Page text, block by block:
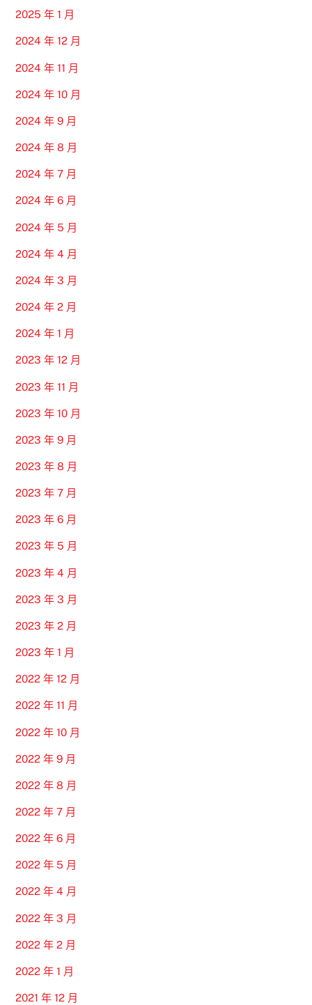
2025 年 1 月
2024 年 12 月
2024 年 11 月
2024 年 10 月
2024 年 9 月
2024 年 8 月
2024 年 7 月
2024 年 6 月
2024 年 5 月
2024 年 4 月
2024 年 3 月
2024 年 2 月
2024 年 1 月
2023 年 12 月
2023 年 11 月
2023 年 10 月
2023 年 9 月
2023 年 8 月
2023 年 7 月
2023 年 6 月
2023 年 5 月
2023 年 4 月
2023 年 3 月
2023 年 2 月
2023 年 1 月
2022 年 12 月
2022 年 11 月
2022 年 10 月
2022 年 9 月
2022 年 8 月
2022 年 7 月
2022 年 6 月
2022 年 5 月
2022 年 4 月
2022 年 3 月
2022 年 2 月
2022 年 1 月
2021 年 12 月